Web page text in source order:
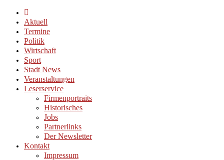
Aktuell
Termine
Politik
Wirtschaft
Sport
Stadt News
Veranstaltungen
Leserservice
Firmenportraits
Historisches
Jobs
Partnerlinks
Der Newsletter
Kontakt
Impressum